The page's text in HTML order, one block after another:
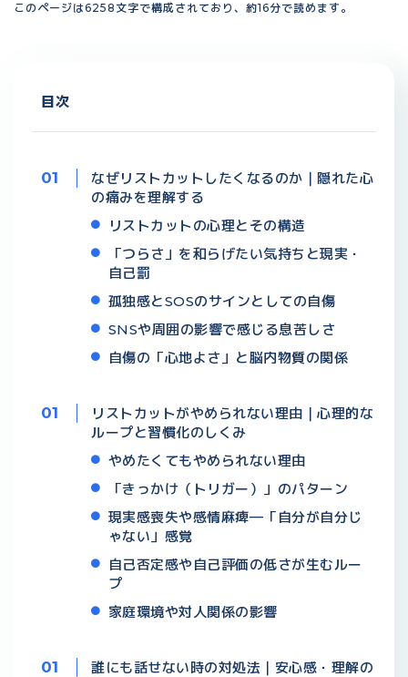
このページは6258文字で構成されており、約16分で読めます。
目次
なぜリストカットしたくなるのか｜隠れた心
の痛みを理解する
リストカットの心理とその構造
「つらさ」を和らげたい気持ちと現実・
自己罰
孤独感とSOSのサインとしての自傷
SNSや周囲の影響で感じる息苦しさ
自傷の「心地よさ」と脳内物質の関係
リストカットがやめられない理由｜心理的な
ループと習慣化のしくみ
やめたくてもやめられない理由
「きっかけ（トリガー）」のパターン
現実感喪失や感情麻痺―「自分が自分じ
ゃない」感覚
自己否定感や自己評価の低さが生むルー
プ
家庭環境や対人関係の影響
誰にも話せない時の対処法｜安心感・理解の